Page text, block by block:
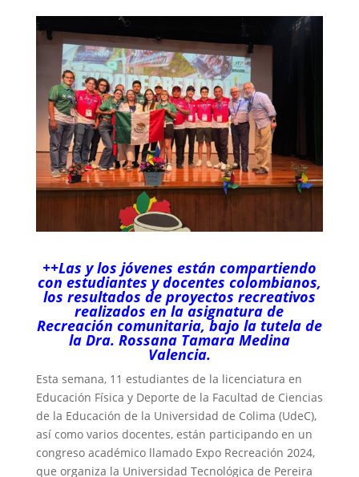
++Las y los jóvenes están compartiendo
con estudiantes y docentes colombianos,
los resultados de proyectos recreativos
realizados en la asignatura de
Recreación comunitaria, bajo la tutela de
la Dra. Rossana Tamara Medina
Valencia.
Esta semana, 11 estudiantes de la licenciatura en
Educación Física y Deporte de la Facultad de Ciencias
de la Educación de la Universidad de Colima (UdeC),
así como varios docentes, están participando en un
congreso académico llamado Expo Recreación 2024,
que organiza la Universidad Tecnológica de Pereira